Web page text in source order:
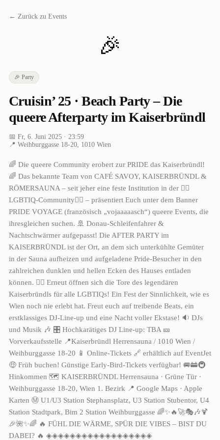
← Zurück zu Events
🎉
🎉 Party
Cruisin’ 25 · Beach Party – Die
queere Afterparty im Kaiserbründl
📅 Fr, 6. Juni 2025· 23:59
📍 Weihburggasse 18-20, 1010 Wien
🌈 Die queere Community erobert zur PRIDE das Kaiserbründl!
🌈 Das bekannte Team von CAFÉ SAVOY, KAISERBRÜNDL &
RÖMERSAUNA – seit jeher eine feste Institution in der 🏳️‍🌈
LGBTIQ-Community🏳️‍🌈 – präsentiert Euch unter dem Banner
PRIDE VOYAGE (französisch „vojaaaaasch“) queere Events, die
ihresgleichen suchen. 🚢 Donau-Schleifenfahrer &
Nachtschwärmer aufgepasst! Die AFTER PARTY im
KAISERBRÜNDL ist der Ort, an dem sich unterkühlte Gemüter
in der Sauna aufheizen und aufgeladene Pride-Besucher in den
zahlreichen dunklen und hellen Ecken des Hauses entladen
können. 🏳️‍🌈 Erneut öffnen sich die Tore des legendären
Kaiserbründls für alle LGBTIQs! Ein Fest der Sinnlichkeit, wie es
Wien noch nie erlebt hat. Freut euch auf treibende Beats, ein
erstklassiges DJ-Line-up und eine Nacht voller Ekstase! 🔉 DJs
und Musik 🎶 🎛 Hochkarätiges DJ Line-up: TBA 🎫
Vorverkaufsstelle 📍Kaiserbründl Herrensauna / 1010 Wien /
Weihburggasse 18-20 📱 Online-Tickets 🔗 erhältlich auf EventJet
🤑 Früh buchen! Günstige Early-Bird-Tickets verfügbar! 🚐🚋🚇
Hinkommen 🗺️ KAISERBRÜNDL Herrensauna · Grüne Tür ·
Weihburggasse 18-20, Wien 1. Bezirk 📍 Google Maps · Apple
Karten Ⓜ️ U1/U3 Station Stephansplatz, U3 Station Stubentor, U4
Station Stadtpark, Bim 2 Station Weihburggasse 🌈✨🔥🚀🎭🎶🍹
🎉🌺✨🌈 🔥 FÜHL DIE WÄRME, SPÜR DIE VIBES – BIST DU
DABEI? 🔥 ◈◈◈◈◈◈◈◈◈◈◈◈◈◈◈◈◈◈